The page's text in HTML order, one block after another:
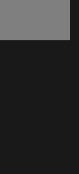
ventana)